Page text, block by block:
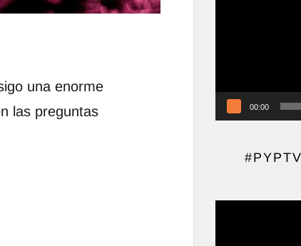
una enorme
las preguntas
00:00